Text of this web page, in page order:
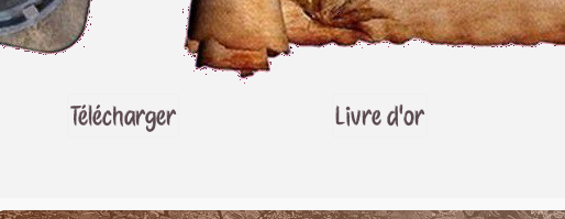
Télécharger Livre d'or